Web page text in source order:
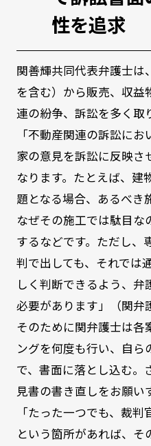
性を追求
関善輝共同代表弁護士は
を含む）から販売、収益
連の紛争、訴訟を多く取
「不動産関連の訴訟に
家の意見を訴訟に反映さ
なります。たとえば、建
題となる場合、あるべき
なぜその施工では駄目
するなどです。ただし、
判で出しても、それでは
しく判断できるよう、
必要があります」（関弁
そのために関弁護士は各
ングを何度も行い、自ら
で、書面に落とし込む。
見書の書き直しをお願い
「たった一つでも、裁
という箇所があれば、